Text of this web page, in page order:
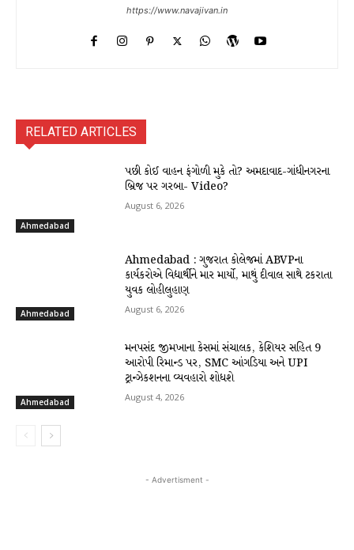
https://www.navajivan.in
RELATED ARTICLES
Ahmedabad
પછી કોઈ વાહન ફંગોળી મુકે તો? અમદાવાદ-ગાંધીનગરના
બ્રિજ પર ગરબા- Video?
August 6, 2026
Ahmedabad
Ahmedabad : ગુજરાત કોલેજમાં ABVPના
કાર્યકરોએ વિદ્યાર્થીને માર માર્યો, માથું દીવાલ સાથે ટકરાતા
યુવક લોહીલુહાણ
August 6, 2026
Ahmedabad
મનપસંદ જીમખાના કેસમાં સંચાલક, કેશિયર સહિત 9
આરોપી રિમાન્ડ પર, SMC આંગડિયા અને UPI
ટ્રાન્ઝેકશનના વ્યવહારો શોધશે
August 4, 2026
- Advertisment -